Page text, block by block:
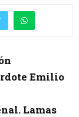
Emilio
Lamas